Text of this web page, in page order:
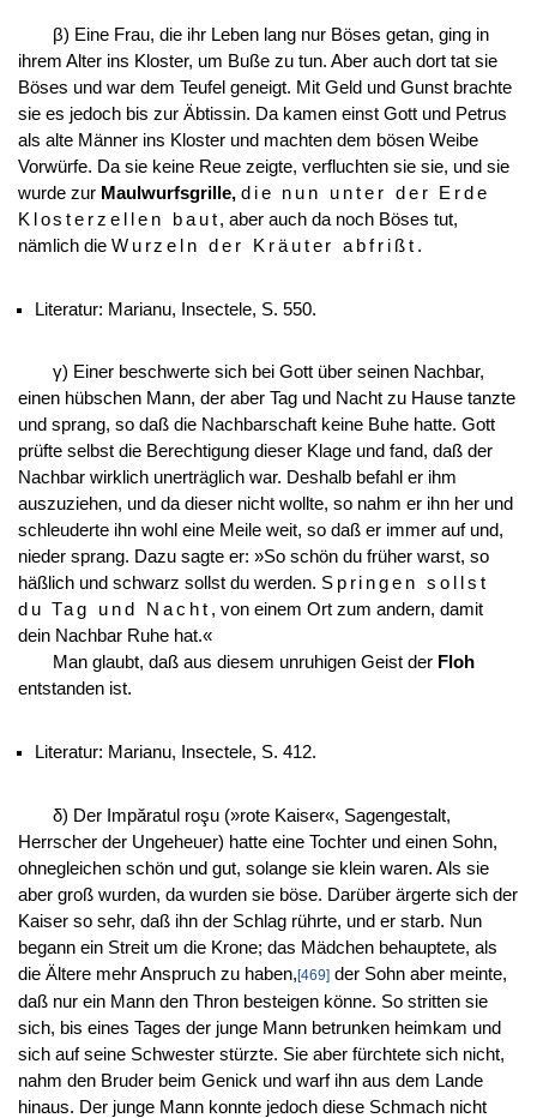
β) Eine Frau, die ihr Leben lang nur Böses getan, ging in
ihrem Alter ins Kloster, um Buße zu tun. Aber auch dort tat sie
Böses und war dem Teufel geneigt. Mit Geld und Gunst brachte
sie es jedoch bis zur Äbtissin. Da kamen einst Gott und Petrus
als alte Männer ins Kloster und machten dem bösen Weibe
Vorwürfe. Da sie keine Reue zeigte, verfluchten sie sie, und sie
wurde zur Maulwurfsgrille, die nun unter der Erde
Klosterzellen baut, aber auch da noch Böses tut,
nämlich die Wurzeln der Kräuter abfrißt .
Literatur: Marianu, Insectele, S. 550.
γ) Einer beschwerte sich bei Gott über seinen Nachbar,
einen hübschen Mann, der aber Tag und Nacht zu Hause tanzte
und sprang, so daß die Nachbarschaft keine Buhe hatte. Gott
prüfte selbst die Berechtigung dieser Klage und fand, daß der
Nachbar wirklich unerträglich war. Deshalb befahl er ihm
auszuziehen, und da dieser nicht wollte, so nahm er ihn her und
schleuderte ihn wohl eine Meile weit, so daß er immer auf und,
nieder sprang. Dazu sagte er: »So schön du früher warst, so
häßlich und schwarz sollst du werden. Springen sollst
du Tag und Nacht , von einem Ort zum andern, damit
dein Nachbar Ruhe hat.«
Man glaubt, daß aus diesem unruhigen Geist der Floh
entstanden ist.
Literatur: Marianu, Insectele, S. 412.
δ) Der Impăratul roşu (»rote Kaiser«, Sagengestalt,
Herrscher der Ungeheuer) hatte eine Tochter und einen Sohn,
ohnegleichen schön und gut, solange sie klein waren. Als sie
aber groß wurden, da wurden sie böse. Darüber ärgerte sich der
Kaiser so sehr, daß ihn der Schlag rührte, und er starb. Nun
begann ein Streit um die Krone; das Mädchen behauptete, als
die Ältere mehr Anspruch zu haben,[469]der Sohn aber meinte,
daß nur ein Mann den Thron besteigen könne. So stritten sie
sich, bis eines Tages der junge Mann betrunken heimkam und
sich auf seine Schwester stürzte. Sie aber fürchtete sich nicht,
nahm den Bruder beim Genick und warf ihn aus dem Lande
hinaus. Der junge Mann konnte jedoch diese Schmach nicht